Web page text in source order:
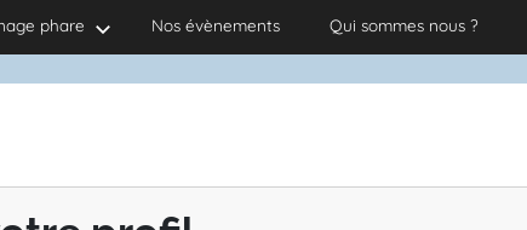
phare Nos évènements Qui sommes nous ?